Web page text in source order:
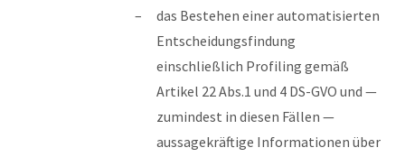
das Bestehen einer automatisierten
Entscheidungsfindung
einschließlich Profiling gemäß
Artikel 22 Abs.1 und 4 DS-GVO und —
zumindest in diesen Fällen —
aussagekräftige Informationen über